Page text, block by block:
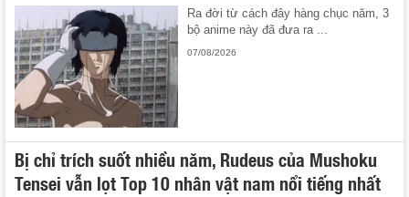
Ra đời từ cách đây hàng chục năm, 3
bộ anime này đã đưa ra ...
07/08/2026
Bị chỉ trích suốt nhiều năm, Rudeus của Mushoku
Tensei vẫn lọt Top 10 nhân vật nam nổi tiếng nhất